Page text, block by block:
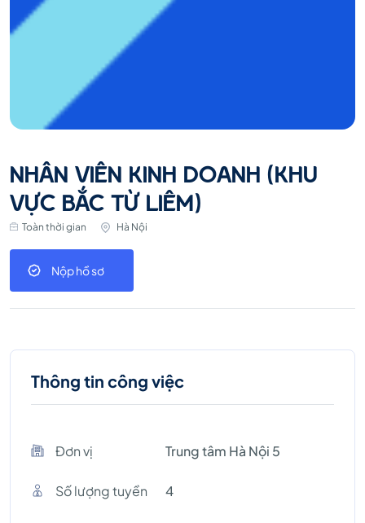
NHÂN VIÊN KINH DOANH (KHU
VỰC BẮC TỪ LIÊM)
Toàn thời gian Hà Nội
Nộp hồ sơ
Thông tin công việc
Đơn vị Trung tâm Hà Nội 5
Số lượng tuyền 4